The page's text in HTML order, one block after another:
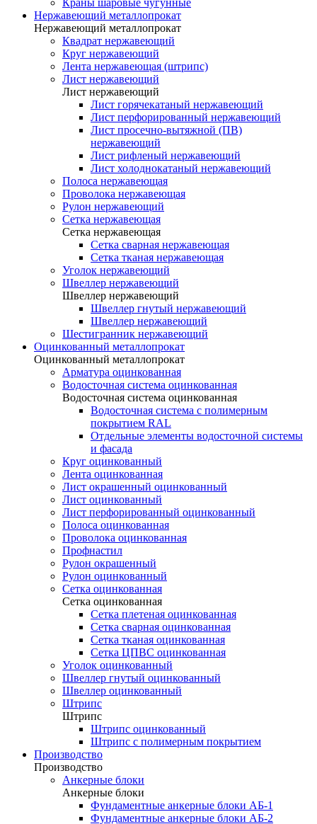
Краны шаровые чугунные
Нержавеющий металлопрокат
Нержавеющий металлопрокат
Квадрат нержавеющий
Круг нержавеющий
Лента нержавеющая (штрипс)
Лист нержавеющий
Лист нержавеющий
Лист горячекатаный нержавеющий
Лист перфорированный нержавеющий
Лист просечно-вытяжной (ПВ)
нержавеющий
Лист рифленый нержавеющий
Лист холоднокатаный нержавеющий
Полоса нержавеющая
Проволока нержавеющая
Рулон нержавеющий
Сетка нержавеющая
Сетка нержавеющая
Сетка сварная нержавеющая
Сетка тканая нержавеющая
Уголок нержавеющий
Швеллер нержавеющий
Швеллер нержавеющий
Швеллер гнутый нержавеющий
Швеллер нержавеющий
Шестигранник нержавеющий
Оцинкованный металлопрокат
Оцинкованный металлопрокат
Арматура оцинкованная
Водосточная система оцинкованная
Водосточная система оцинкованная
Водосточная система с полимерным
покрытием RAL
Отдельные элементы водосточной системы
и фасада
Круг оцинкованный
Лента оцинкованная
Лист окрашенный оцинкованный
Лист оцинкованный
Лист перфорированный оцинкованный
Полоса оцинкованная
Проволока оцинкованная
Профнастил
Рулон окрашенный
Рулон оцинкованный
Сетка оцинкованная
Сетка оцинкованная
Сетка плетеная оцинкованная
Сетка сварная оцинкованная
Сетка тканая оцинкованная
Сетка ЦПВС оцинкованная
Уголок оцинкованный
Швеллер гнутый оцинкованный
Швеллер оцинкованный
Штрипс
Штрипс
Штрипс оцинкованный
Штрипс с полимерным покрытием
Производство
Производство
Анкерные блоки
Анкерные блоки
Фундаментные анкерные блоки АБ-1
Фундаментные анкерные блоки АБ-2